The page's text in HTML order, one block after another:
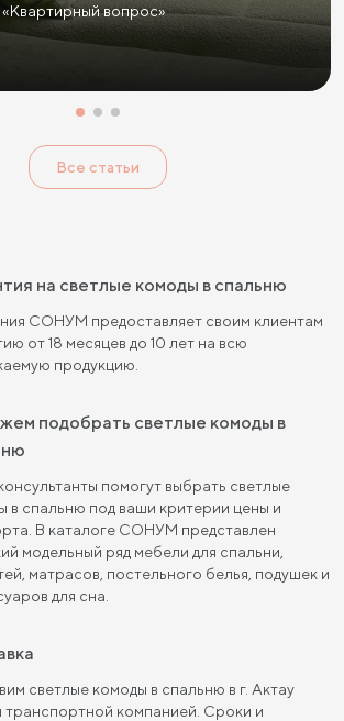
вопрос»
Все статьи
на светлые комоды в спальню
СОНУМ предоставляет своим клиентам
от 18 месяцев до 10 лет на всю
продукцию.
помогут выбрать светлые
в спальню под ваши критерии цены и
В каталоге СОНУМ представлен
модельный ряд мебели для спальни,
матрасов, постельного белья, подушек и
для сна.
светлые комоды в спальню в г. Актау
компанией. Сроки и